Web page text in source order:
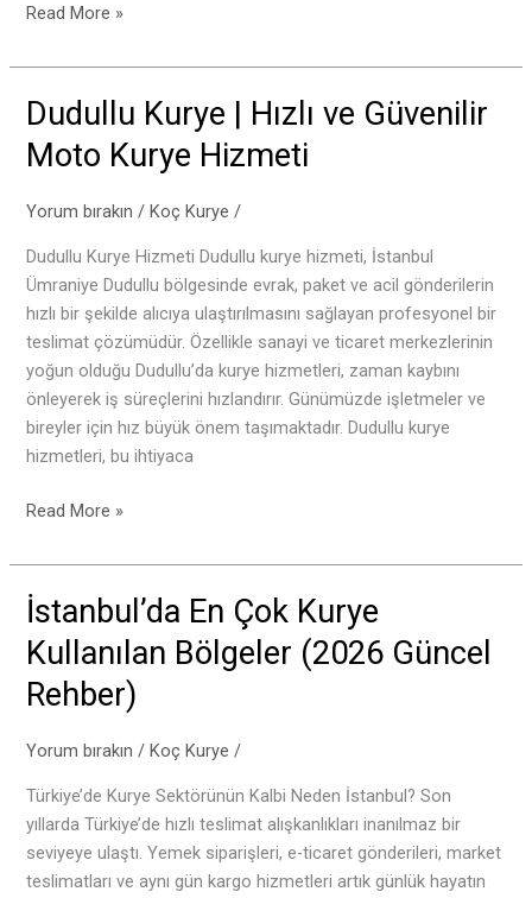
Read More »
Dudullu Kurye | Hızlı ve Güvenilir
Moto Kurye Hizmeti
Yorum bırakın / Koç Kurye /
Dudullu Kurye Hizmeti Dudullu kurye hizmeti, İstanbul
Ümraniye Dudullu bölgesinde evrak, paket ve acil gönderilerin
hızlı bir şekilde alıcıya ulaştırılmasını sağlayan profesyonel bir
teslimat çözümüdür. Özellikle sanayi ve ticaret merkezlerinin
yoğun olduğu Dudullu’da kurye hizmetleri, zaman kaybını
önleyerek iş süreçlerini hızlandırır. Günümüzde işletmeler ve
bireyler için hız büyük önem taşımaktadır. Dudullu kurye
hizmetleri, bu ihtiyaca
Dudullu
|
ve
Güvenilir
Moto
Kurye
Hizmeti
Read More »
İstanbul’da En Çok Kurye
Kullanılan Bölgeler (2026 Güncel
Rehber)
Yorum bırakın / Koç Kurye /
Türkiye’de Kurye Sektörünün Kalbi Neden İstanbul? Son
yıllarda Türkiye’de hızlı teslimat alışkanlıkları inanılmaz bir
seviyeye ulaştı. Yemek siparişleri, e-ticaret gönderileri, market
teslimatları ve aynı gün kargo hizmetleri artık günlük hayatın
İstanbul’da
Çok
Kurye
Bölgeler
Güncel
Rehber)